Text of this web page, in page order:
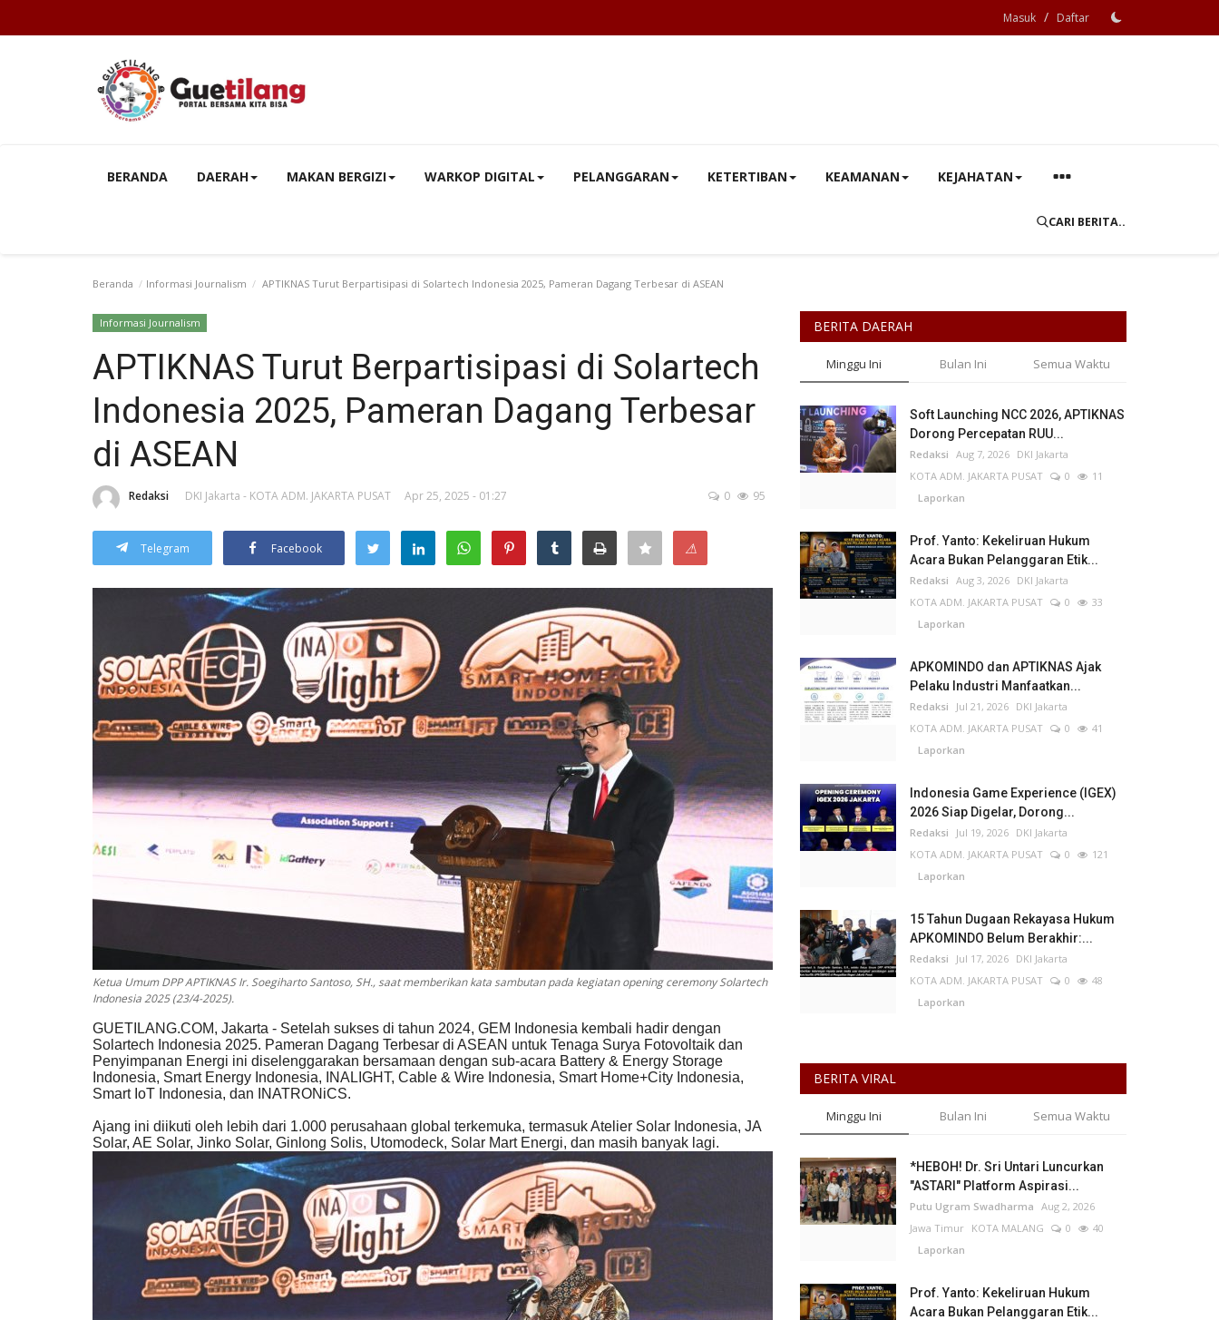
Masuk / Daftar
BERANDA DAERAH MAKAN BERGIZI WARKOP DIGITAL PELANGGARAN KETERTIBAN KEAMANAN KEJAHATAN
CARI BERITA..
Beranda Informasi Journalism APTIKNAS Turut Berpartisipasi di Solartech Indonesia 2025, Pameran Dagang Terbesar di ASEAN
Informasi Journalism
APTIKNAS Turut Berpartisipasi di Solartech
Indonesia 2025, Pameran Dagang Terbesar
di ASEAN
Redaksi DKI Jakarta - KOTA ADM. JAKARTA PUSAT Apr 25, 2025 - 01:27 0 95
Telegram Facebook ⚠
Ketua Umum DPP APTIKNAS Ir. Soegiharto Santoso, SH., saat memberikan kata sambutan pada kegiatan opening ceremony Solartech
Indonesia 2025 (23/4-2025).
GUETILANG.COM, Jakarta - Setelah sukses di tahun 2024, GEM Indonesia kembali hadir dengan
Solartech Indonesia 2025. Pameran Dagang Terbesar di ASEAN untuk Tenaga Surya Fotovoltaik dan
Penyimpanan Energi ini diselenggarakan bersamaan dengan sub-acara Battery & Energy Storage
Indonesia, Smart Energy Indonesia, INALIGHT, Cable & Wire Indonesia, Smart Home+City Indonesia,
Smart IoT Indonesia, dan INATRONiCS.
Ajang ini diikuti oleh lebih dari 1.000 perusahaan global terkemuka, termasuk Atelier Solar Indonesia, JA
Solar, AE Solar, Jinko Solar, Ginlong Solis, Utomodeck, Solar Mart Energi, dan masih banyak lagi.
BERITA DAERAH
Minggu Ini Bulan Ini Semua Waktu
Soft Launching NCC 2026, APTIKNAS
Dorong Percepatan RUU...
Redaksi Aug 7, 2026 DKI Jakarta
KOTA ADM. JAKARTA PUSAT
0
11
Laporkan
Prof. Yanto: Kekeliruan Hukum
Acara Bukan Pelanggaran Etik...
Redaksi Aug 3, 2026 DKI Jakarta
KOTA ADM. JAKARTA PUSAT
0
33
Laporkan
APKOMINDO dan APTIKNAS Ajak
Pelaku Industri Manfaatkan...
Redaksi Jul 21, 2026 DKI Jakarta
KOTA ADM. JAKARTA PUSAT
0
41
Laporkan
Indonesia Game Experience (IGEX)
2026 Siap Digelar, Dorong...
Redaksi Jul 19, 2026 DKI Jakarta
KOTA ADM. JAKARTA PUSAT
0
121
Laporkan
15 Tahun Dugaan Rekayasa Hukum
APKOMINDO Belum Berakhir:...
Redaksi Jul 17, 2026 DKI Jakarta
KOTA ADM. JAKARTA PUSAT
0
48
Laporkan
BERITA VIRAL
Minggu Ini Bulan Ini Semua Waktu
*HEBOH! Dr. Sri Untari Luncurkan
"ASTARI" Platform Aspirasi...
Putu Ugram Swadharma Aug 2, 2026
Jawa Timur KOTA MALANG 0
40
Laporkan
Prof. Yanto: Kekeliruan Hukum
Acara Bukan Pelanggaran Etik...